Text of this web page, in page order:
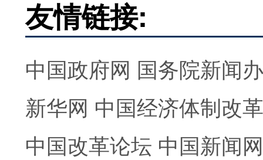
友情链接:
中国政府网 国务院新闻
新华网 中国经济体制改
中国改革论坛 中国新闻网